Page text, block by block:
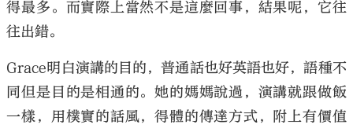
得最多。而實際上當然不是這麼回事，結果呢，它往
往出錯。
Grace明白演講的目的，普通話也好英語也好，語種不
同但是目的是相通的。她的媽媽說過，演講就跟做飯
一樣，用樸實的話風，得體的傳達方式，附上有價值